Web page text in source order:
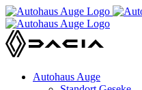
Zum
Inhalt
springen
Autohaus Auge